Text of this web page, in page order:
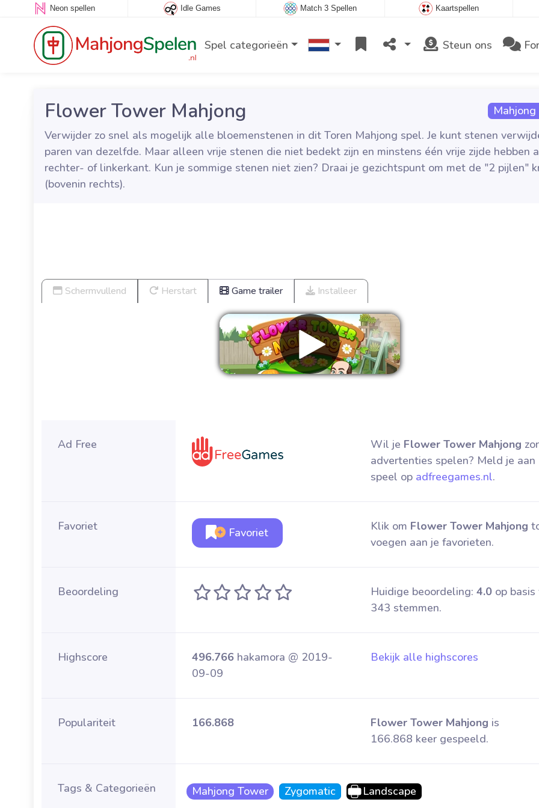
Neon spellen Idle Games Match 3 Spellen Kaartspellen
Spel categorieën Steun ons
Flower Tower Mahjong
Verwijder zo snel als mogelijk alle bloemenstenen in dit Toren Mahjong spel. Je kunt stenen
paren van dezelfde. Maar alleen vrije stenen die niet bedekt zijn en minstens één vrije zijde hebben
rechter- of linkerkant. Kun je sommige stenen niet zien? Draai je gezichtspunt om met de "2 pijlen"
(bovenin rechts).
Schermvullend Herstart Game trailer Installeer
Ad Free Wil je Flower Tower Mahjong
advertenties spelen? Meld je aan
speel op adfreegames.nl.
Favoriet Favoriet Klik om Flower Tower Mahjong
voegen aan je favorieten.
Beoordeling Huidige beoordeling: 4.0op basis
343 stemmen.
Highscore 496.766hakamora @ 2019-
09-09
Bekijk alle highscores
Populariteit 166.868 Flower Tower Mahjong is
166.868 keer gespeeld.
Tags & Categorieën Mahjong Tower Zygomatic Landscape